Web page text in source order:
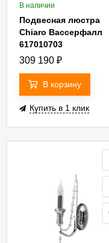
В наличии
Подвесная люстра
Chiaro Вассерфалл
617010703
309 190 ₽
В корзину
Купить в 1 клик